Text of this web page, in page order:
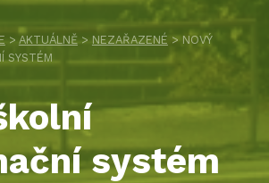
> AKTUÁLNĚ > NEZAŘAZENÉ > NOVÝ
SYSTÉM
systém